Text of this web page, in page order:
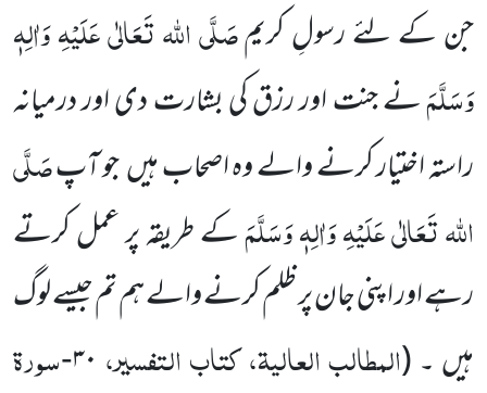
جن کے لئے رسولِ کریمصَلَّی اللہ تَعَالٰی عَلَیْہِ وَاٰلِہٖ
وَسَلَّمَنے جنت اور رزق کی بشارت دی اور درمیانہ
راستہ اختیار کرنے والے وہ اصحاب ہیںجو آپصَلَّی
اللہ تَعَالٰی عَلَیْہِ وَاٰلِہٖ وَسَلَّمَکے طریقہ پر عمل کرتے
رہے اور اپنی جان پر ظلم کرنے والے ہم تم جیسے لوگ
ہیں ۔(المطالب العالیۃ، کتاب التفسیر، ۳۰-سورۃ